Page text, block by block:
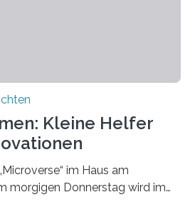
Kleine Helfer
im Haus am
morgigen Donnerstag wird im